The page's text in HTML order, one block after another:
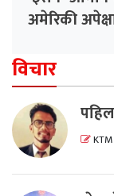
अमेरिकी
विचार